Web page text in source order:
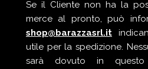
Se il Cliente non ha la
merce al pronto, può
shop@barazzasrl.it
utile per la spedizione.
sarà dovuto in